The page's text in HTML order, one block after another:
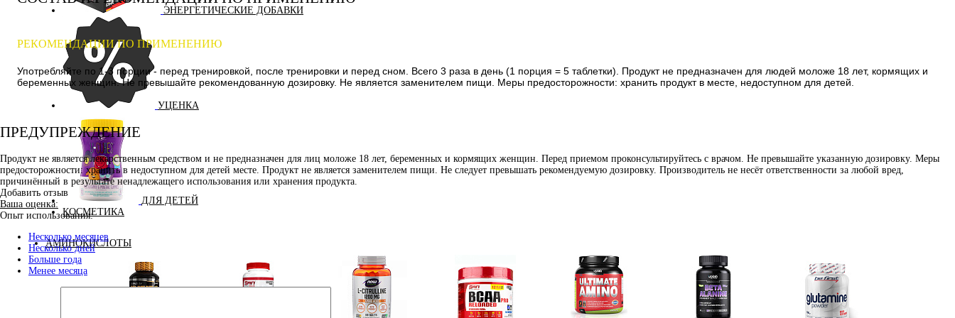
ЭНЕРГЕТИЧЕСКИЕ ДОБАВКИ
УЦЕНКА
ДЛЯ ДЕТЕЙ
КОСМЕТИКА
АМИНОКИСЛОТЫ
РЕКОМЕНДАЦИИ ПО ПРИМЕНЕНИЮ
Употребляйте по 1-3 порции - перед тренировкой, после тренировки и перед сном. Всего 3 раза в день (1 порция = 5 таблетки). Продукт не предназначен для людей моложе 18 лет, кормящих и
беременных женщин. Не превышайте рекомендованную дозировку. Не является заменителем пищи. Меры предосторожности: хранить продукт в месте, недоступном для детей.
ПРЕДУПРЕЖДЕНИЕ
Продукт не является лекарственным средством и не предназначен для лиц моложе 18 лет, беременных и кормящих женщин. Перед приемом проконсультируйтесь с врачом. Не превышайте указанную дозировку. Меры
предосторожности: хранить в недоступном для детей месте. Продукт не является заменителем пищи. Не следует превышать рекомендуемую дозировку. Производитель не несёт ответственности за любой вред,
причинённый в результате ненадлежащего использования или хранения продукта.
Добавить отзыв
Ваша оценка:
Опыт использования:
Несколько месяцев
Несколько дней
Больше года
Менее месяца